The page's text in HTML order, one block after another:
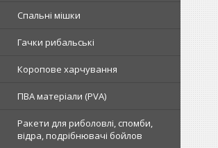
Спальні мішки
Гачки рибальські
Коропове харчування
ПВА матеріали (PVA)
Ракети для риболовлі, спомби,
відра, подрібнювачі бойлов